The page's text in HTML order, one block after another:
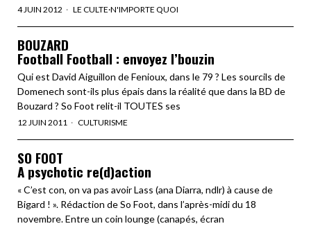
4 JUIN 2012 LE CULTE·N'IMPORTE QUOI
BOUZARD
Football Football : envoyez l’bouzin
Qui est David Aiguillon de Fenioux, dans le 79 ? Les sourcils de
Domenech sont-ils plus épais dans la réalité que dans la BD de
Bouzard ? So Foot relit-il TOUTES ses
12 JUIN 2011 CULTURISME
SO FOOT
A psychotic re(d)action
« C’est con, on va pas avoir Lass (ana Diarra, ndlr) à cause de
Bigard ! ». Rédaction de So Foot, dans l’après-midi du 18
novembre. Entre un coin lounge (canapés, écran